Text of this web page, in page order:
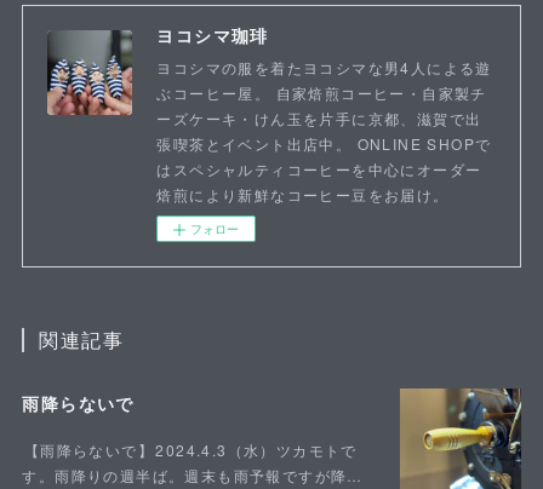
ヨコシマ珈琲
ヨコシマの服を着たヨコシマな男4人による遊
ぶコーヒー屋。 自家焙煎コーヒー・自家製チ
ーズケーキ・けん玉を片手に京都、滋賀で出
張喫茶とイベント出店中。 ONLINE SHOPで
はスペシャルティコーヒーを中心にオーダー
焙煎により新鮮なコーヒー豆をお届け。
フォロー
関連記事
雨降らないで
⁡【雨降らないで】⁡2024.4.3（水）ツカモトで
す。雨降りの週半ば。週末も雨予報ですが降…